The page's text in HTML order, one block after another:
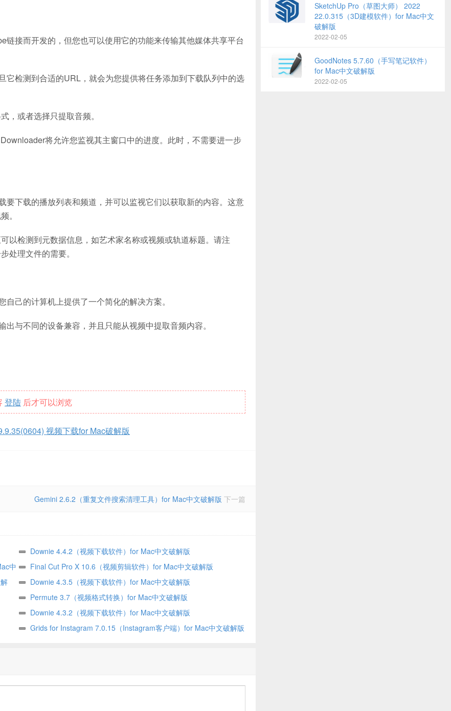
接而开发的，但您也可以使用它的功能来传输其他媒体共享平台
检测到合适的URL，就会为您提供将任务添加到下载队列中的选
，或者选择只提取音频。
将允许您监视其主窗口中的进度。此时，不需要进一步
下载的播放列表和频道，并可以监视它们以获取新的内容。这意
。
以检测到元数据信息，如艺术家名称或视频或轨道标题。请注
处理文件的需要。
己的计算机上提供了一个简化的解决方案。
与不同的设备兼容，并且只能从视频中提取音频内容。
登陆 后才可以浏览
视频下载for Mac破解版
Gemini 2.6.2（重复文件搜索清理工具）for Mac中文破解版 下一篇
Downie 4.4.2（视频下载软件）for Mac中文破解版
中
Final Cut Pro X 10.6（视频剪辑软件）for Mac中文破解版
Downie 4.3.5（视频下载软件）for Mac中文破解版
Permute 3.7（视频格式转换）for Mac中文破解版
Downie 4.3.2（视频下载软件）for Mac中文破解版
Grids for Instagram 7.0.15（Instagram客户端）for Mac中文破解版
SketchUp Pro（草图大师） 2022
22.0.315（3D建模软件）for Mac中文
破解版
2022-02-05
GoodNotes 5.7.60（手写笔记软件）
for Mac中文破解版
2022-02-05